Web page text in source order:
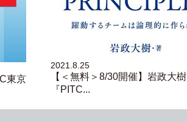
東京
2021.8.25
【＜無料＞8/30開催】岩政大樹
『PITC...